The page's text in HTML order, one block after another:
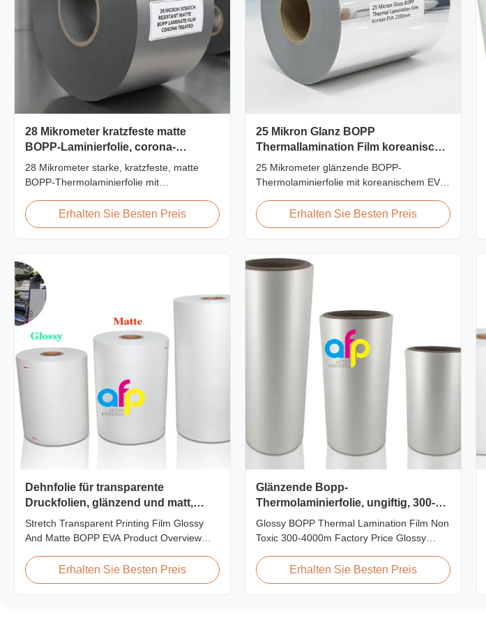
28 Mikrometer kratzfeste matte
BOPP-Laminierfolie, corona-
behandelt
28 Mikrometer starke, kratzfeste, matte
BOPP-Thermolaminierfolie mit
kundenspezifische Breite von 360 mm bis
1920 mm, Bleistifthärte ≥3H, entwickelt für
Erhalten Sie Besten Preis
25 Mikron Glanz BOPP
Thermallamination Film koreanische
EVA 2200mm
25 Mikrometer glänzende BOPP-
Thermolaminierfolie mit koreanischem EVA-
Zugfestigkeit ≥150 MPa, ideal für den
Dokumenten- und Fotoschutz mit
Erhalten Sie Besten Preis
Dehnfolie für transparente
Druckfolien, glänzend und matt,
BOPP EVA
Stretch Transparent Printing Film Glossy
And Matte BOPP EVA Product Overview
and gloss, low static, wear resistance, long
ageing of corona, few defects and good
Erhalten Sie Besten Preis
Glänzende Bopp-
Thermolaminierfolie, ungiftig, 300-
4000 m
Glossy BOPP Thermal Lamination Film Non
Toxic 300-4000m Factory Price Glossy
toxic, pollution-free, high transparency and
gloss, low static, wear resistance, long
Erhalten Sie Besten Preis